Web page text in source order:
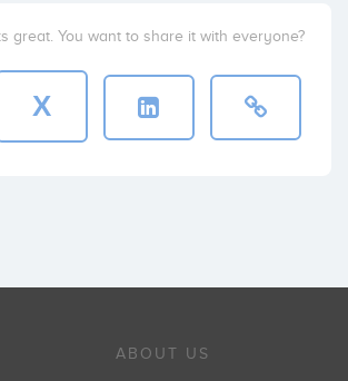
great. You want to share it with everyone?
X
ABOUT US